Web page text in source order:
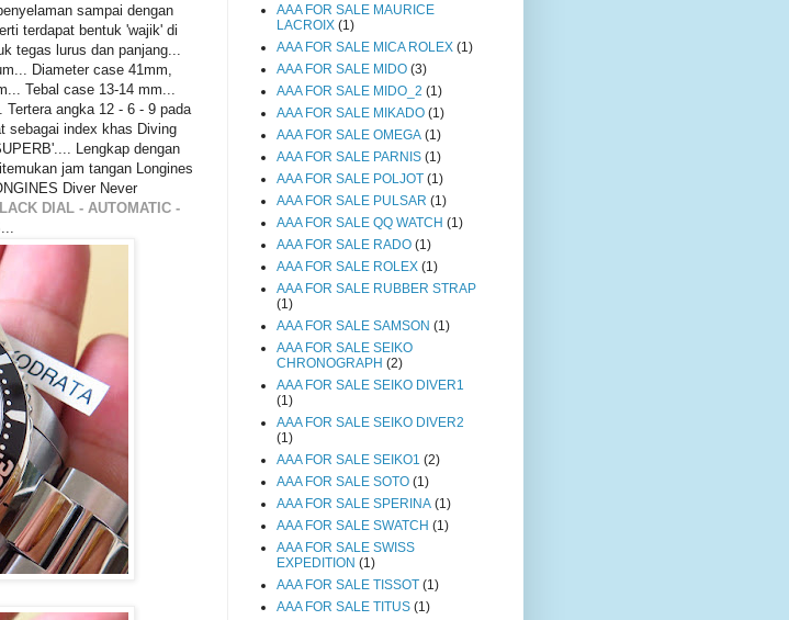
sampai dengan
terdapat bentuk 'wajik' di
tegas lurus dan panjang...
Diameter case 41mm,
Tebal case 13-14 mm...
angka 12 - 6 - 9 pada
sebagai index khas Diving
Lengkap dengan
jam tangan Longines
Diver Never
DIAL - AUTOMATIC -
AAA FOR SALE MAURICE
LACROIX (1)
AAA FOR SALE MICA ROLEX (1)
AAA FOR SALE MIDO (3)
AAA FOR SALE MIDO_2 (1)
AAA FOR SALE MIKADO (1)
AAA FOR SALE OMEGA (1)
AAA FOR SALE PARNIS (1)
AAA FOR SALE POLJOT (1)
AAA FOR SALE PULSAR (1)
AAA FOR SALE QQ WATCH (1)
AAA FOR SALE RADO (1)
AAA FOR SALE ROLEX (1)
AAA FOR SALE RUBBER STRAP
(1)
AAA FOR SALE SAMSON (1)
AAA FOR SALE SEIKO
CHRONOGRAPH (2)
AAA FOR SALE SEIKO DIVER1
(1)
AAA FOR SALE SEIKO DIVER2
(1)
AAA FOR SALE SEIKO1 (2)
AAA FOR SALE SOTO (1)
AAA FOR SALE SPERINA (1)
AAA FOR SALE SWATCH (1)
AAA FOR SALE SWISS
EXPEDITION (1)
AAA FOR SALE TISSOT (1)
AAA FOR SALE TITUS (1)